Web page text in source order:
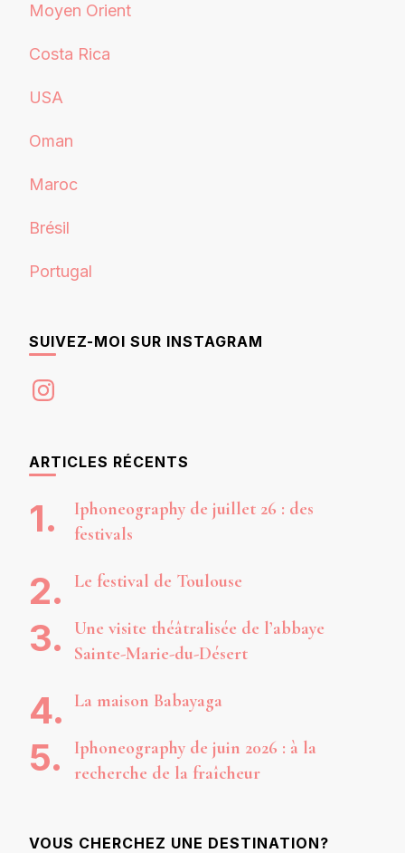
Moyen Orient
Costa Rica
USA
Oman
Maroc
Brésil
Portugal
SUIVEZ-MOI SUR INSTAGRAM
Instagram
ARTICLES RÉCENTS
Iphoneography de juillet 26 : des
festivals
Le festival de Toulouse
Une visite théâtralisée de l’abbaye
Sainte-Marie-du-Désert
La maison Babayaga
Iphoneography de juin 2026 : à la
recherche de la fraîcheur
VOUS CHERCHEZ UNE DESTINATION?